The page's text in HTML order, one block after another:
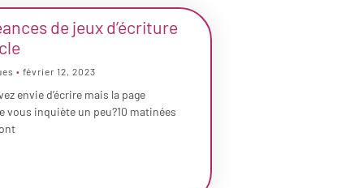
de jeux d’écriture
février 12, 2023
envie d’écrire mais la page
vous inquiète un peu?10 matinées